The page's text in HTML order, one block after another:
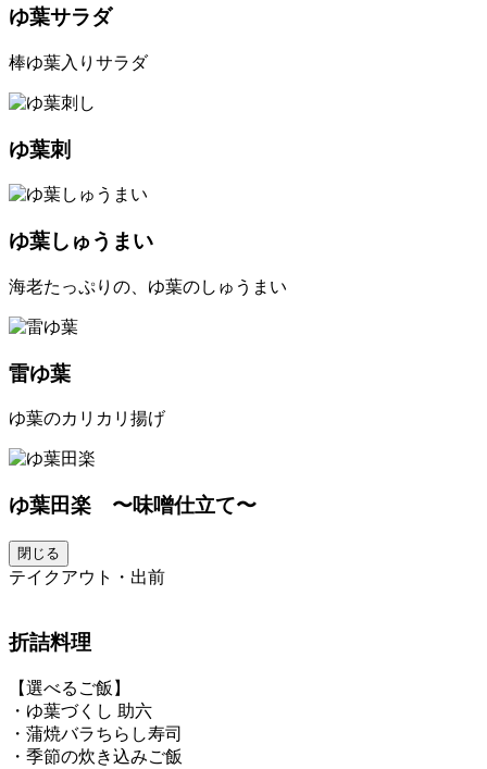
ゆ葉サラダ
棒ゆ葉入りサラダ
ゆ葉刺
ゆ葉しゅうまい
海老たっぷりの、ゆ葉のしゅうまい
雷ゆ葉
ゆ葉のカリカリ揚げ
ゆ葉田楽 〜味噌仕立て〜
閉じる
テイクアウト・出前
折詰料理
【選べるご飯】
・ゆ葉づくし 助六
・蒲焼バラちらし寿司
・季節の炊き込みご飯